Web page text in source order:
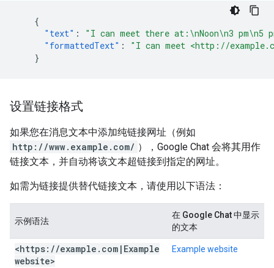
{
"text" :
"I can meet there at:\nNoon\n3 pm\n5
"formattedText" :
"I can meet <http://
}
设置链接格式
如果您在消息文本中添加纯链接网址（例如
http://www.example.com/ ），Google Chat 会将其用作
链接文本，并自动将该文本超链接到指定的网址。
如需为链接提供替代链接文本，请使用以下语法：
示例语法
在 Google Chat 中显示
的文本
<https: //example . com | Example
website>
Example website